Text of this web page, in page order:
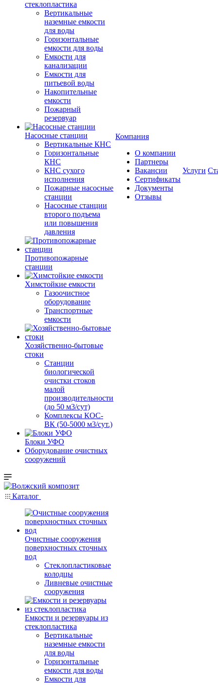
стеклопластика
Вертикальные
наземные емкости
для воды
Горизонтальные
емкости для воды
Емкости для
канализации
Емкости для
питьевой воды
Накопительные
емкости
Пожарный
резервуар
Насосные станции
Вертикальные КНС
Горизонтальные
КНС
КНС сухого
исполнения
Пожарные насосные
станции
Насосные cтанции
второго подъема
или повышения
давления
Противопожарные
станции
Химстойкие емкости
Газоочистное
оборудование
Транспортные
емкости
Хозяйственно-бытовые
стоки
Станции
биологической
очистки стоков
малой
производительности
(до 50 м3/сут)
Комплексы КОС-
ВК (50-5000 м3/сут.)
Блоки УФО
Оборудование очистных
сооружений
Компания
О компании
Партнеры
Вакансии
Сертификаты
Документы
Отзывы
Услуги
Каталог
Очистные сооружения
поверхностных сточных
вод
Стеклопластиковые
колодцы
Ливневые очистные
сооружения
Емкости и резервуары из
стеклопластика
Вертикальные
наземные емкости
для воды
Горизонтальные
емкости для воды
Емкости для